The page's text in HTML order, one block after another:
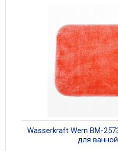
Wasserkraft Wern BM-
для